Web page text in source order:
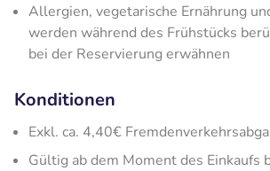
Allergien, vegetarische Ernährung
werden während des Frühstücks
bei der Reservierung erwähnen
Konditionen
Exkl. ca. 4,40€
Gültig ab dem Moment des Einkaufs